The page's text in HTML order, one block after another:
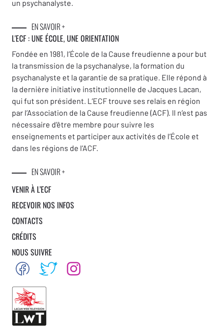
un psychanalyste.
EN SAVOIR +
L'ECF : UNE ÉCOLE, UNE ORIENTATION
Fondée en 1981, l’École de la Cause freudienne a pour but
la transmission de la psychanalyse, la formation du
psychanalyste et la garantie de sa pratique. Elle répond à
la dernière initiative institutionnelle de Jacques Lacan,
qui fut son président. L’ECF trouve ses relais en région
par l’Association de la Cause freudienne (ACF). Il n’est pas
nécessaire d’être membre pour suivre les
enseignements et participer aux activités de l’École et
dans les régions de l’ACF.
EN SAVOIR +
VENIR À L’ECF
RECEVOIR NOS INFOS
CONTACTS
CRÉDITS
NOUS SUIVRE